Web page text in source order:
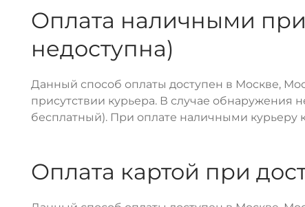
Оплата наличными
недоступна)
Данный способ оплаты доступен в Москве,
присутствии курьера. В случае обнаружения
бесплатный). При оплате наличными курьеру
Оплата картой при